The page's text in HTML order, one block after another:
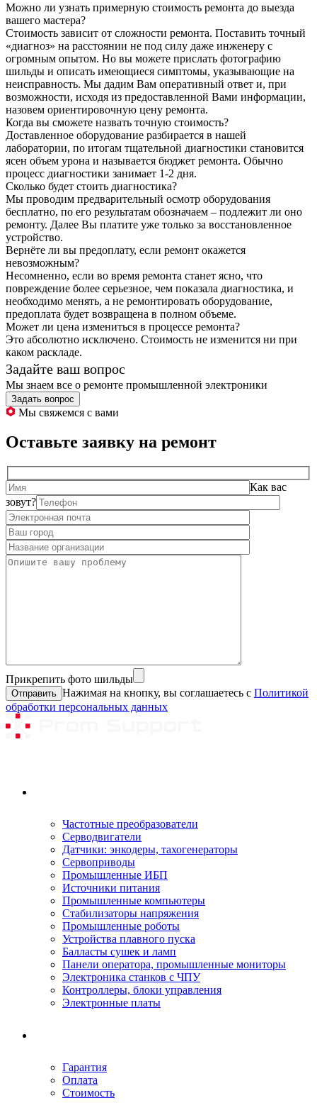
Можно ли узнать примерную стоимость ремонта до выезда
вашего мастера?
Стоимость зависит от сложности ремонта. Поставить точный
«диагноз» на расстоянии не под силу даже инженеру с
огромным опытом. Но вы можете прислать фотографию
шильды и описать имеющиеся симптомы, указывающие на
неисправность. Мы дадим Вам оперативный ответ и, при
возможности, исходя из предоставленной Вами информации,
назовем ориентировочную цену ремонта.
Когда вы сможете назвать точную стоимость?
Доставленное оборудование разбирается в нашей
лаборатории, по итогам тщательной диагностики становится
ясен объем урона и называется бюджет ремонта. Обычно
процесс диагностики занимает 1-2 дня.
Сколько будет стоить диагностика?
Мы проводим предварительный осмотр оборудования
бесплатно, по его результатам обозначаем – подлежит ли оно
ремонту. Далее Вы платите уже только за восстановленное
устройство.
Вернёте ли вы предоплату, если ремонт окажется
невозможным?
Несомненно, если во время ремонта станет ясно, что
повреждение более серьезное, чем показала диагностика, и
необходимо менять, а не ремонтировать оборудование,
предоплата будет возвращена в полном объеме.
Может ли цена измениться в процессе ремонта?
Это абсолютно исключено. Стоимость не изменится ни при
каком раскладе.
Задайте ваш вопрос
Мы знаем все о ремонте промышленной электроники
Задать вопрос
Мы свяжемся с вами
Оставьте заявку на ремонт
Как вас
зовут?
Прикрепить фото шильды
Нажимая на кнопку, вы соглашаетесь с Политикой
обработки персональных данных
Частотные преобразователи
Серводвигатели
Датчики: энкодеры, тахогенераторы
Сервоприводы
Промышленные ИБП
Источники питания
Промышленные компьютеры
Стабилизаторы напряжения
Промышленные роботы
Устройства плавного пуска
Балласты сушек и ламп
Панели оператора, промышленные мониторы
Электроника станков с ЧПУ
Контроллеры, блоки управления
Электронные платы
Гарантия
Оплата
Стоимость